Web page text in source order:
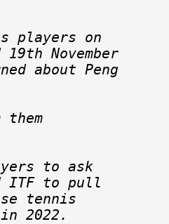
players on
November
about Peng
them
to ask
ITF to pull
tennis
in 2022.